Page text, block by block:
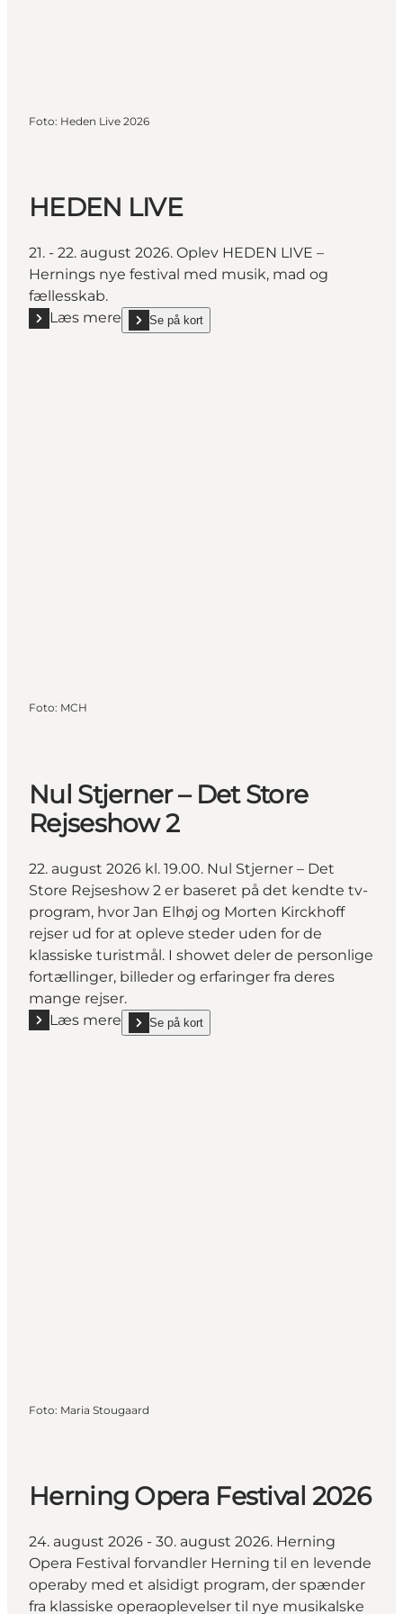
Foto: Heden Live 2026
HEDEN LIVE
21. - 22. august 2026. Oplev HEDEN LIVE –
Hernings nye festival med musik, mad og
fællesskab.
Læs mere
Læs mere "HEDEN LIVE"
Se på kort
show HEDEN LIVE on_map
Foto: MCH
Nul Stjerner – Det Store
Rejseshow 2
22. august 2026 kl. 19.00. Nul Stjerner – Det
Store Rejseshow 2 er baseret på det kendte tv-
program, hvor Jan Elhøj og Morten Kirckhoff
rejser ud for at opleve steder uden for de
klassiske turistmål. I showet deler de personlige
fortællinger, billeder og erfaringer fra deres
mange rejser.
Læs mere
Læs mere "Nul Stjerner – Det Store Rejseshow 2"
Se på kort
show Nul Stjerner – Det Store Rejseshow 2 on_map
Foto: Maria Stougaard
Herning Opera Festival 2026
24. august 2026 - 30. august 2026. Herning
Opera Festival forvandler Herning til en levende
operaby med et alsidigt program, der spænder
fra klassiske operaoplevelser til nye musikalske